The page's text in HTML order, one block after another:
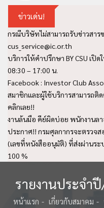
ข่าวเด่น!
กรณีบริษัทไม่สามารถรับข่าวสาร
cus_service@ic.or.th
บริการให้คำปรึกษา BY CSU เปิ
08:30 – 17:00 น.
Facebook : Investor Club
สมาชิกและผู้ใช้บริการสามารถติ
คลิกเลย!!
งานล้นมือ คีย์ผิดบ่อย พนักงานลา
ประกาศ!! กรมศุลกากรจะตรว
(เลขที่หนังสืออนุมัติ) ที่ส่งผ่านระ
100 %
รายงานประจำ
หน้าแรก เกี่ยวกับสมาคม